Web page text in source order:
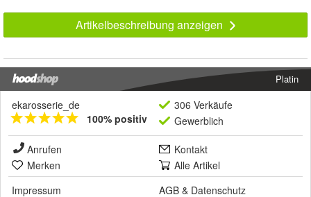
Artikelbeschreibung anzeigen
Platin
ekarosserie_de
100% positiv
306 Verkäufe
Gewerblich
Anrufen
Kontakt
Merken
Alle Artikel
Impressum
AGB & Datenschutz